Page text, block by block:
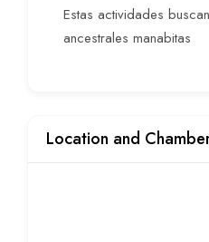
Estas actividades
ancestrales manabitas
Location and